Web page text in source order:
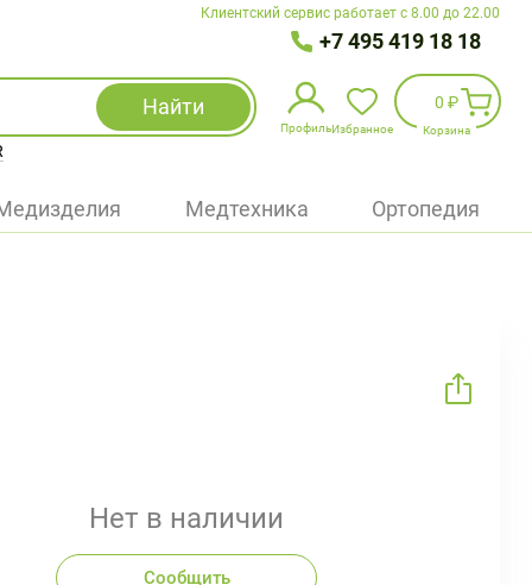
Клиентский сервис работает с 8.00 до 22.00
+7 495 419 18 18
Найти
Профиль
Избранное
Войти
Избранное
0 ₽
Корзина
Медтехника Ортопедия
Нет в наличии
Сообщить